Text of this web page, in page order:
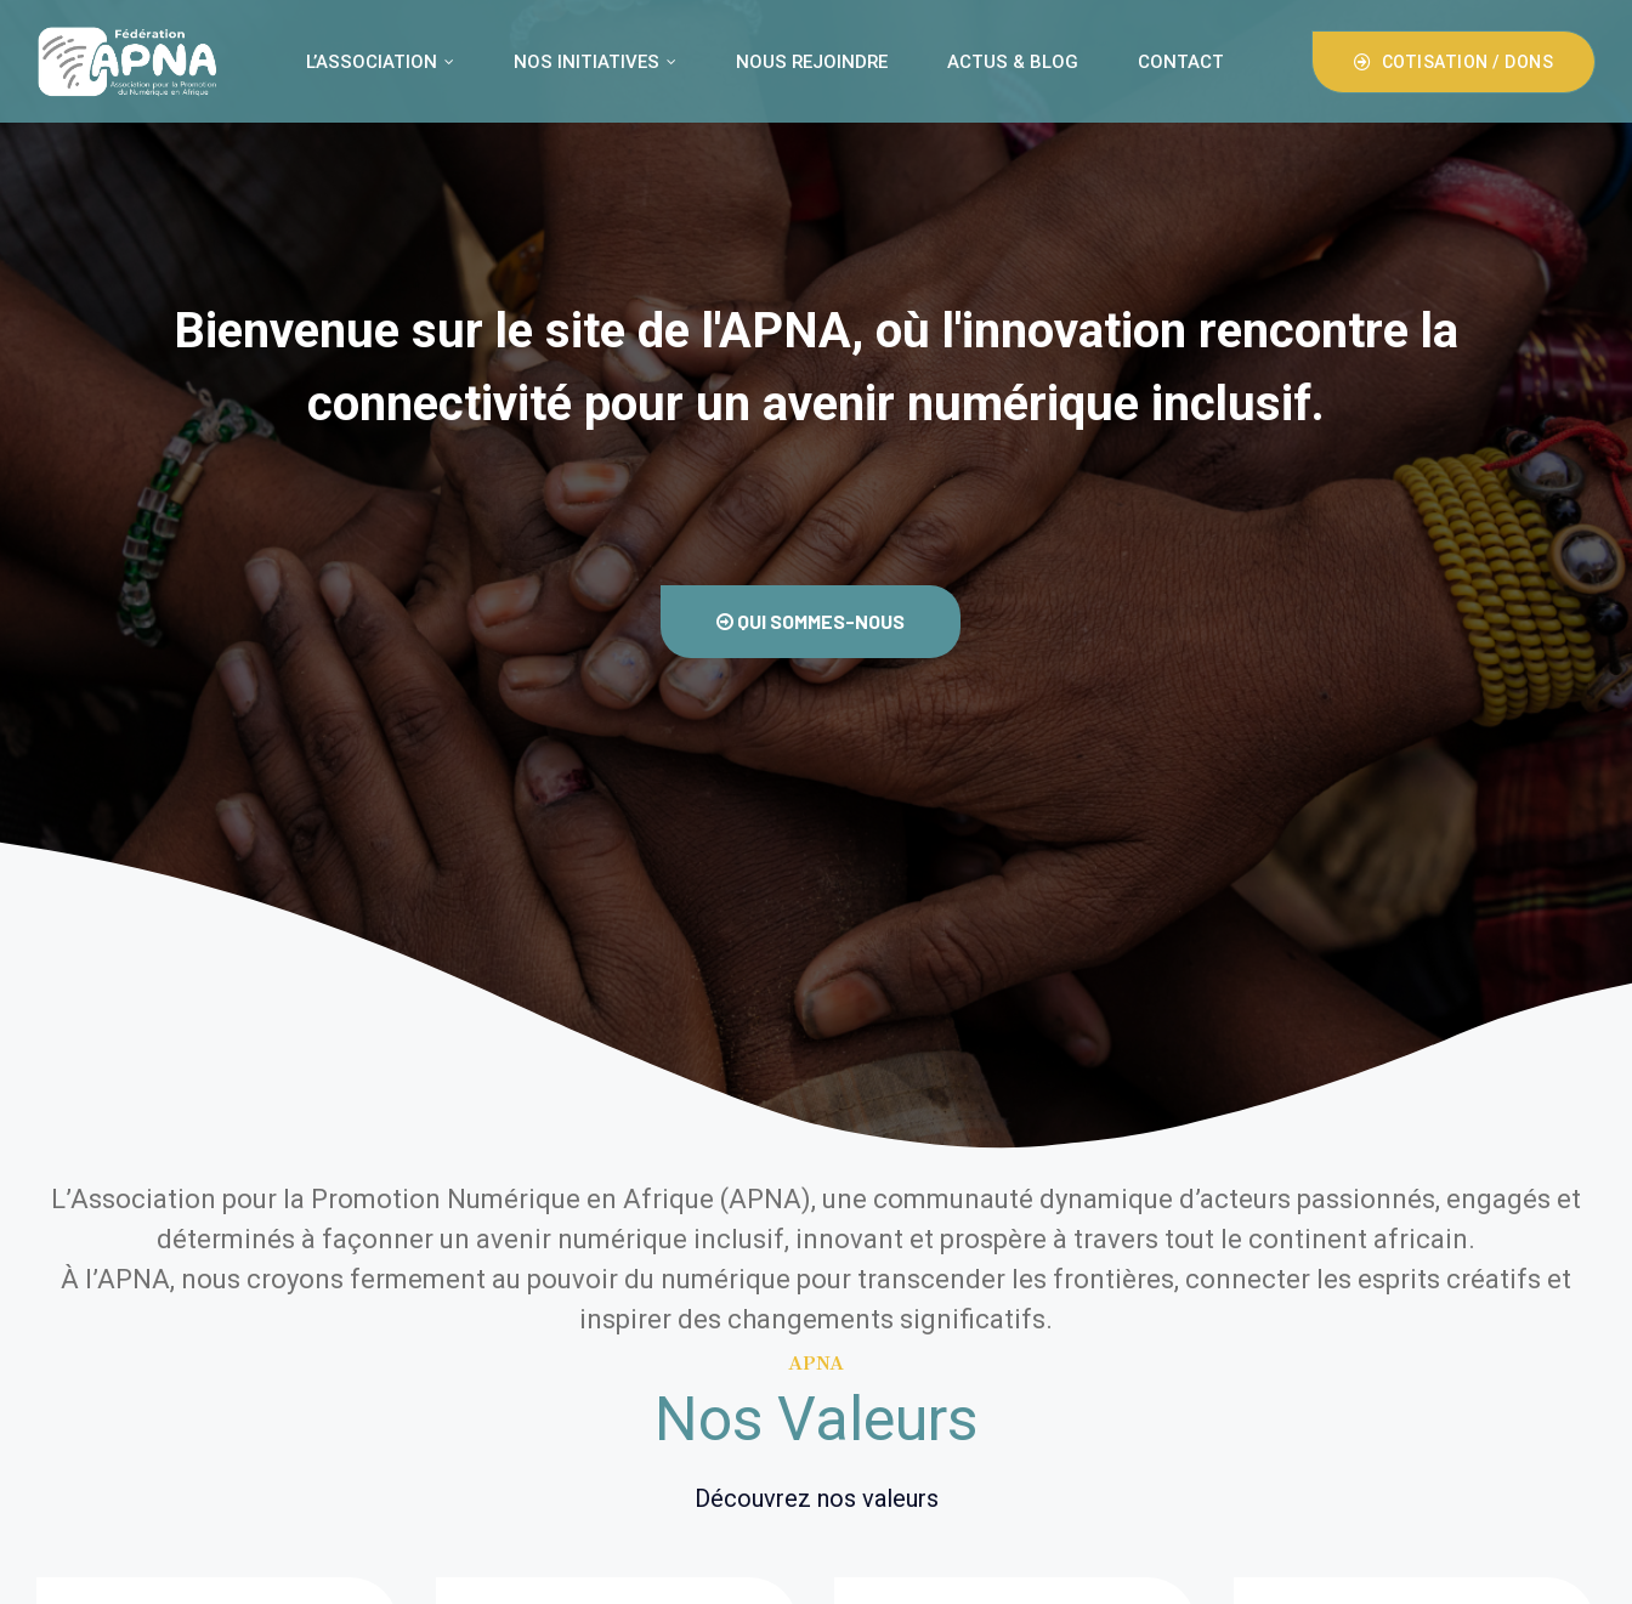
L’ASSOCIATION NOS INITIATIVES NOUS REJOINDRE ACTUS & BLOG CONTACT COTISATION / DONS
Bienvenue sur le site de l'APNA, où l'innovation rencontre la
connectivité pour un avenir numérique inclusif.
QUI SOMMES-NOUS
L’Association pour la Promotion Numérique en Afrique (APNA), une communauté dynamique d’acteurs passionnés, engagés et
déterminés à façonner un avenir numérique inclusif, innovant et prospère à travers tout le continent africain.
À l’APNA, nous croyons fermement au pouvoir du numérique pour transcender les frontières, connecter les esprits créatifs et
inspirer des changements significatifs.
APNA
Nos Valeurs
Découvrez nos valeurs